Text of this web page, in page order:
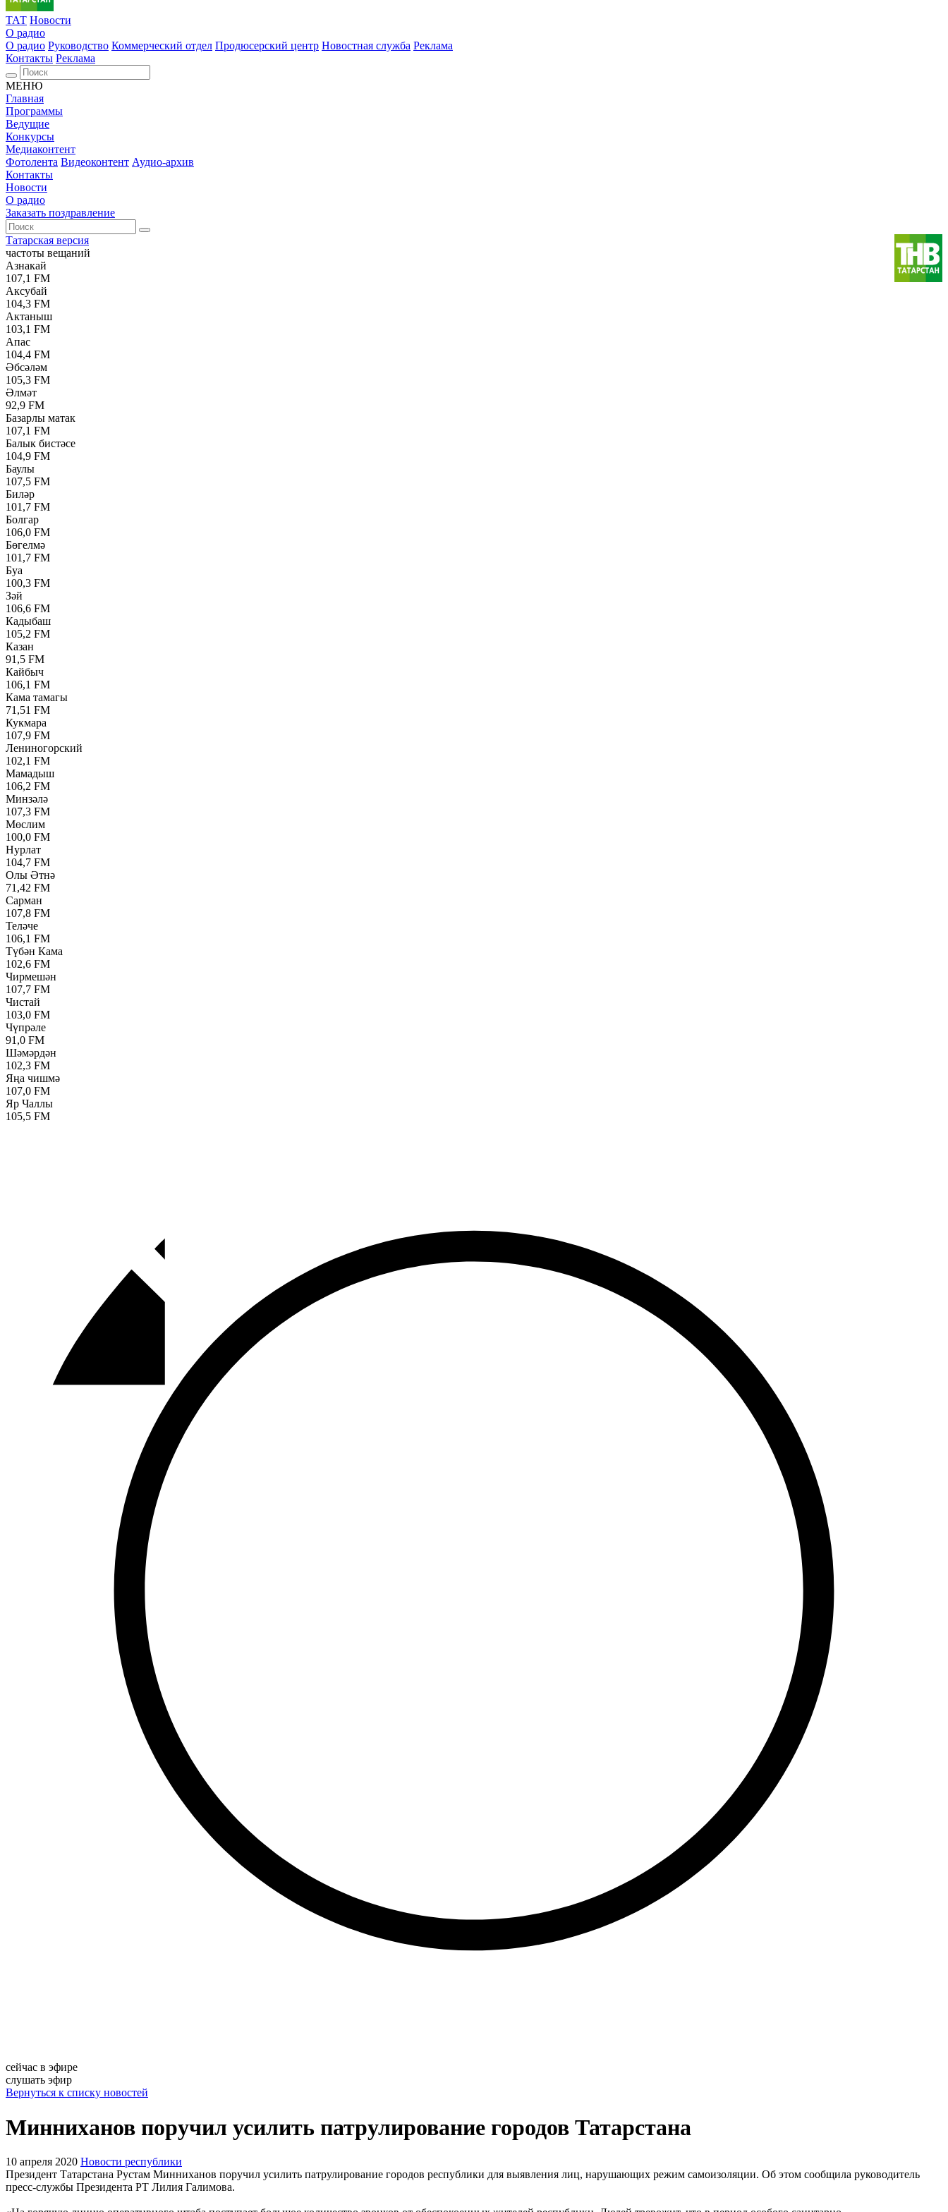
ТАТ Новости
О радио
О радио Руководство Коммерческий отдел Продюсерский центр Новостная служба Реклама
Контакты Реклама
МЕНЮ
Главная
Программы
Ведущие
Конкурсы
Медиаконтент
Фотолента Видеоконтент Аудио-архив
Контакты
Новости
О радио
Заказать поздравление
Татарская версия
частоты вещаний
Азнакай
107,1 FM
Аксубай
104,3 FM
Актаныш
103,1 FM
Апас
104,4 FM
Әбсәләм
105,3 FM
Әлмәт
92,9 FM
Базарлы матак
107,1 FM
Балык бистәсе
104,9 FM
Баулы
107,5 FM
Биләр
101,7 FM
Болгар
106,0 FM
Бөгелмә
101,7 FM
Буа
100,3 FM
Зәй
106,6 FM
Кадыбаш
105,2 FM
Казан
91,5 FM
Кайбыч
106,1 FM
Кама тамагы
71,51 FM
Кукмара
107,9 FM
Лениногорский
102,1 FM
Мамадыш
106,2 FM
Минзәлә
107,3 FM
Мөслим
100,0 FM
Нурлат
104,7 FM
Олы Әтнә
71,42 FM
Сарман
107,8 FM
Теләче
106,1 FM
Түбән Кама
102,6 FM
Чирмешән
107,7 FM
Чистай
103,0 FM
Чүпрәле
91,0 FM
Шәмәрдән
102,3 FM
Яңа чишмә
107,0 FM
Яр Чаллы
105,5 FM
сейчас в эфире
слушать эфир
Вернуться к списку новостей
Минниханов поручил усилить патрулирование городов Татарстана
10 апреля 2020 Новости республики
Президент Татарстана Рустам Минниханов поручил усилить патрулирование городов республики для выявления лиц, нарушающих режим самоизоляции. Об этом сообщила руководитель
пресс-службы Президента РТ Лилия Галимова.